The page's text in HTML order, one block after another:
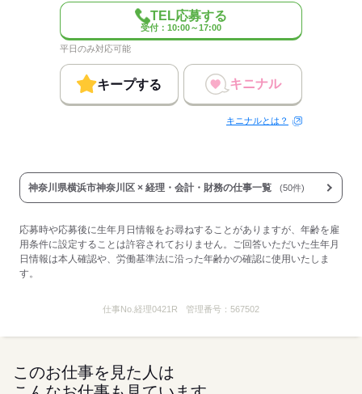
TEL応募する
受付：10:00～17:00
平日のみ対応可能
キープする キニナル
キニナルとは？
神奈川県横浜市神奈川区 × 経理・会計・財務の仕事一覧 (50件)
応募時や応募後に生年月日情報をお尋ねすることがありますが、年齢を雇
用条件に設定することは許容されておりません。ご回答いただいた生年月
日情報は本人確認や、労働基準法に沿った年齢かの確認に使用いたしま
す。
仕事No.経理0421R 管理番号： 567502
このお仕事を見た人は